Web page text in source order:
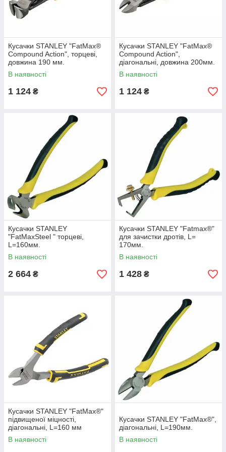
Кусачки STANLEY "FatMax®
Compound Action", торцеві,
довжина 190 мм.
В наявності
1 124 ₴
Кусачки STANLEY "FatMax®
Compound Action",
діагональні, довжина 200мм.
В наявності
1 124 ₴
Кусачки STANLEY
"FatMaxSteel " торцеві,
L=160мм.
В наявності
2 664 ₴
Кусачки STANLEY "Fatmax®"
для зачистки дротів, L=
170мм.
В наявності
1 428 ₴
Кусачки STANLEY "FatMax®"
підвищеної міцності,
діагональні, L=160 мм
В наявності
Кусачки STANLEY "FatMax®",
діагональні, L=190мм.
В наявності